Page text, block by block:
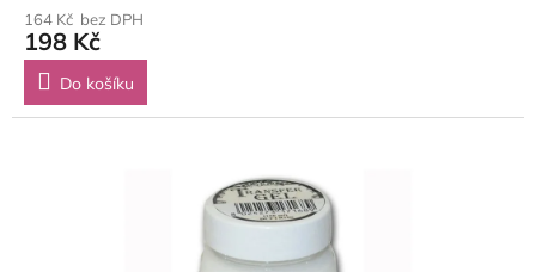
164 Kč bez DPH
198 Kč
Do košíku